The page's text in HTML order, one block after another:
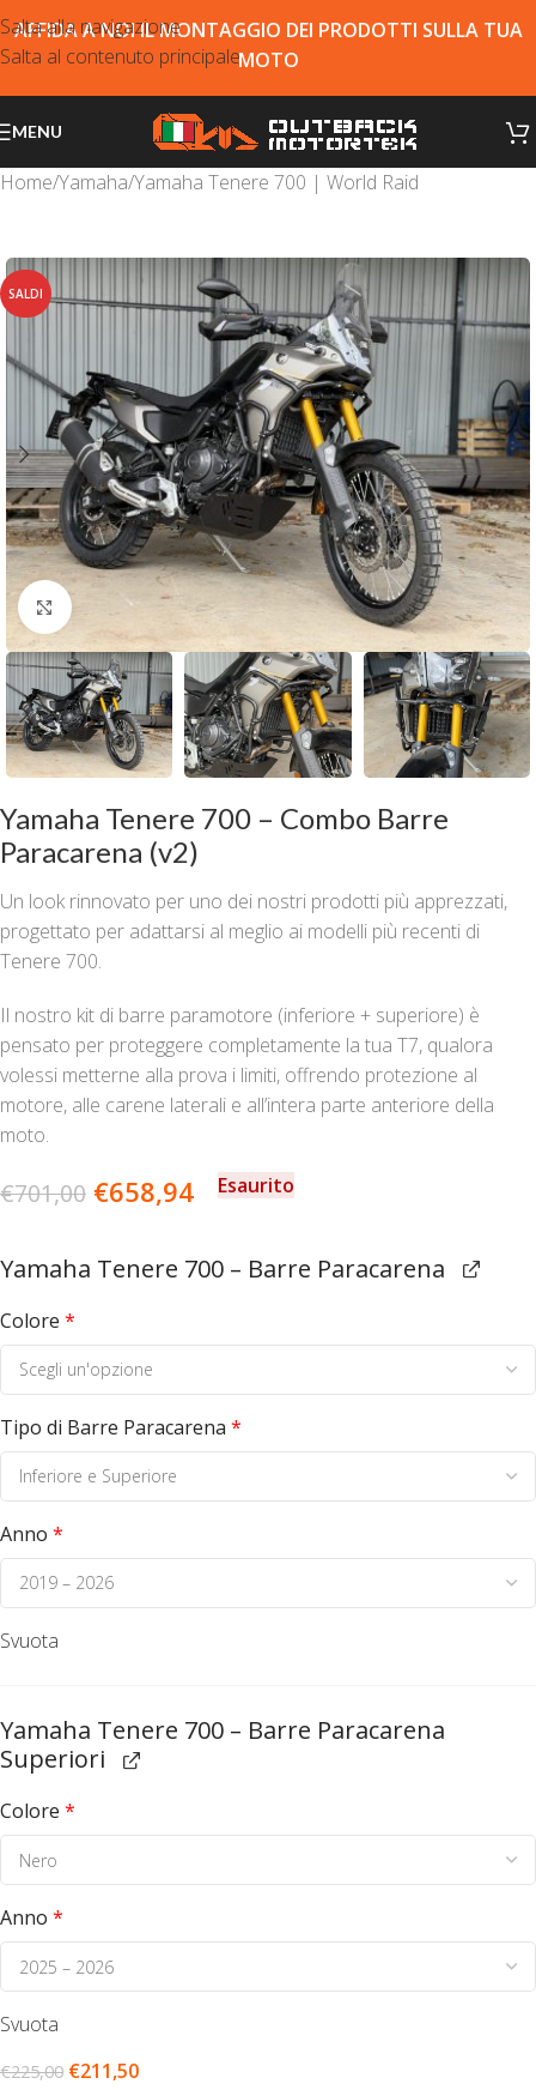
Salta alla navigazione
Salta al contenuto principale
AFFIDA A NOI IL MONTAGGIO DEI PRODOTTI SULLA TUA
MOTO
MENU
Home/Yamaha/Yamaha Tenere 700 | World Raid
SALDI
Clicca per ingrandire
Yamaha Tenere 700 – Combo Barre
Paracarena (v2)
Un look rinnovato per uno dei nostri prodotti più apprezzati,
progettato per adattarsi al meglio ai modelli più recenti di
Tenere 700.
Il nostro kit di barre paramotore (inferiore + superiore) è
pensato per proteggere completamente la tua T7, qualora
volessi metterne alla prova i limiti, offrendo protezione al
motore, alle carene laterali e all’intera parte anteriore della
moto.
€701,00 €658,94 Esaurito
Yamaha Tenere 700 – Barre Paracarena
Colore *
Tipo di Barre Paracarena *
Anno *
Svuota
Yamaha Tenere 700 – Barre Paracarena
Superiori
Colore *
Anno *
Svuota
€225,00 €211,50